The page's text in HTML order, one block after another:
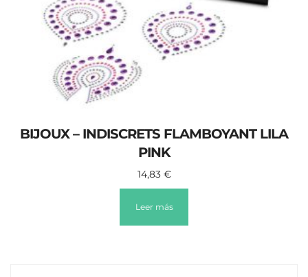
BIJOUX – INDISCRETS FLAMBOYANT LILA
PINK
14,83 €
Leer más